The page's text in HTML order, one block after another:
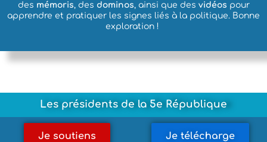
des mémoris, des dominos, ainsi que des vidéos pour
apprendre et pratiquer les signes liés à la politique. Bonne
exploration !
Les présidents de la 5e République
Je soutiens Je télécharge